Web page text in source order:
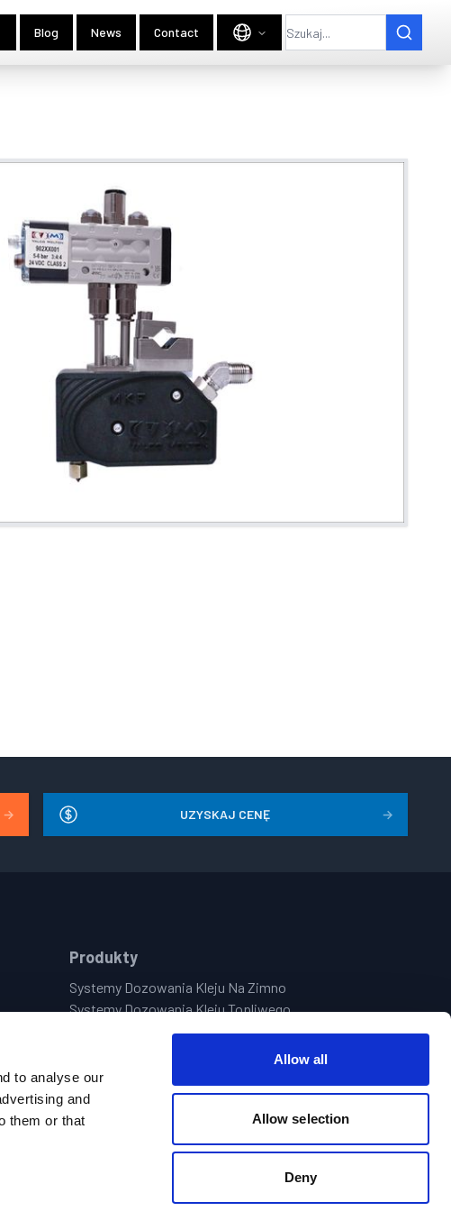
to analyse our
and
them or that
Allow all
Allow selection
Deny
Blog News Contact
→ UZYSKAJ CENĘ →
Produkty
Systemy Dozowania Kleju Na Zimno
Systemy Dozowania Kleju Topliwego
Systemy Wizyjne I Systemy Zapewnienia Jakości
Systemy Sterowania Wzorami Nanoszenia
Centralne Dozowanie Kleju | Systemy Napełniania Kuwet
Pistolety Do Klejenia Na Gorąco I Na Zimno